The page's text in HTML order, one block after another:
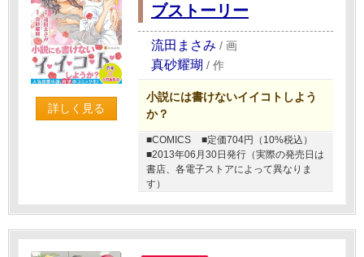
詳しく見る
ブストーリー
流田まさみ / 画
真砂耀瑚 / 作
小説には書けないイイコトしよう
か？
■COMICS
■定価704円（10%税込）
■2013年06月30日発行（実際の発売日は
書店、各電子ストアによって異なりま
す）